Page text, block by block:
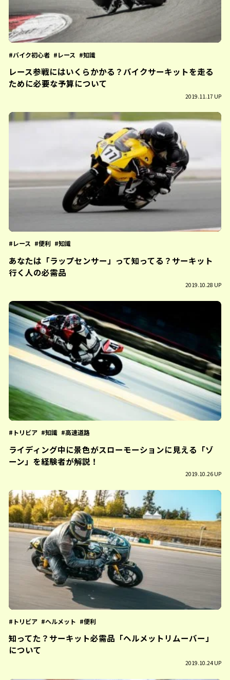
バイク初心者 レース 知識
レース参戦にはいくらかかる？バイクサーキットを走る
ために必要な予算について
2019.11.17 UP
レース 便利 知識
あなたは「ラップセンサー」って知ってる？サーキット
行く人の必需品
2019.10.28 UP
トリビア 知識 高速道路
ライディング中に景色がスローモーションに見える「ゾ
ーン」を経験者が解説！
2019.10.26 UP
トリビア ヘルメット 便利
知ってた？サーキット必需品「ヘルメットリムーバー」
について
2019.10.24 UP